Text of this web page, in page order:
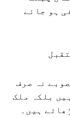
ناکافی ہو جائے
نہ صرف
بلکہ ملک
ہیں۔